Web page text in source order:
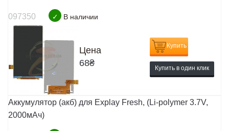
097350 ✓ В наличии
Цена
68₴
Купить
Купить в один клик
Аккумулятор (акб) для Explay Fresh, (Li-polymer 3.7V,
2000мАч)